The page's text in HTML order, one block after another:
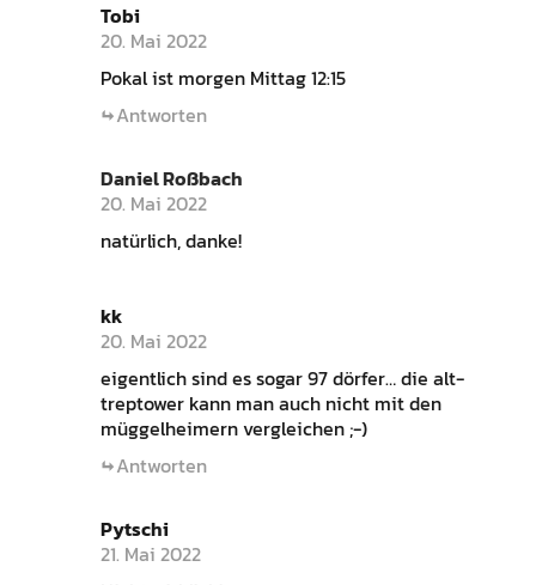
Tobi
20. Mai 2022
Pokal ist morgen Mittag 12:15
Antworten
Daniel Roßbach
20. Mai 2022
natürlich, danke!
kk
20. Mai 2022
eigentlich sind es sogar 97 dörfer… die alt-
treptower kann man auch nicht mit den
müggelheimern vergleichen ;-)
Antworten
Pytschi
21. Mai 2022